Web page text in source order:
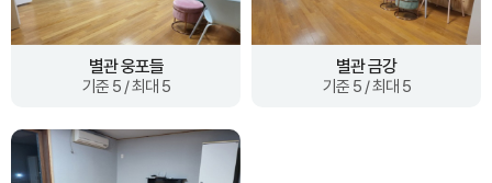
별관 웅포들
기준 5 / 최대 5
별관 금강
기준 5 / 최대 5